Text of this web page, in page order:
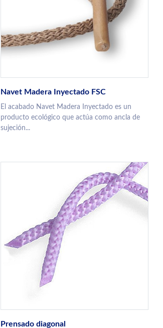
Navet Madera Inyectado FSC
El acabado Navet Madera Inyectado es un
producto ecológico que actúa como ancla de
sujeción...
Prensado diagonal